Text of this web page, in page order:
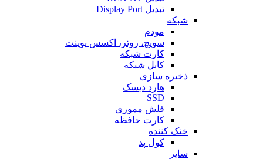
تبدیل Display Port
شبکه
مودم
سویچ، روتر، اکسس پوینت
کارت شبکه
کابل شبکه
ذخیره سازی
هارد دیسک
SSD
فلش مموری
کارت حافظه
خنک کننده
کول پد
سایر